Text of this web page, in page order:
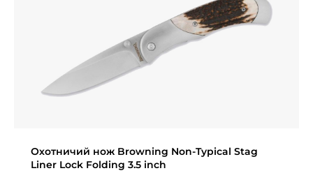
Охотничий нож Browning Non-Typical Stag
Liner Lock Folding 3.5 inch